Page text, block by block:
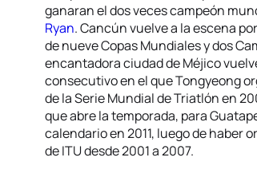
ganaran el dos veces campeón
Ryan. Cancún vuelve a la escena
de nueve Copas Mundiales y dos
encantadora ciudad de Méjico
consecutivo en el que Tongyeong
de la Serie Mundial de Triatlón en
que abre la temporada, para
calendario en 2011, luego de haber
de ITU desde 2001 a 2007.